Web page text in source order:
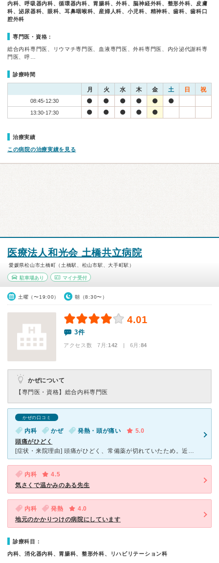
内科、呼吸器内科、循環器内科、胃腸科、外科、脳神経外科、整形外科、皮膚
科、泌尿器科、眼科、耳鼻咽喉科、産婦人科、小児科、精神科、歯科、歯科口
腔外科
専門医・資格：
総合内科専門医、リウマチ専門医、血液専門医、外科専門医、内分泌代謝科専
門医、呼…
診療時間
月 火 水 木 金 土 日 祝
08:45-12:30
13:30-17:30
治療実績
この病院の治療実績を見る
医療法人和光会 土橋共立病院
愛媛県松山市土橋町（土橋駅、松山市駅、大手町駅）
駐車場あり マイナ受付
土曜（〜19:00） 朝（8:30〜）
4.01
3件
アクセス数 7月:142 | 6月:84
かぜについて
【専門医・資格】 総合内科専門医
かぜの口コミ
内科 かぜ 発熱・頭が痛い
5.0
頭痛がひどく
[症状・来院理由] 頭痛がひどく、常備薬が切れていたため。近所にある病院ですがこれまで前を通ることくらいしかありませんでしたが、今後も通えるようになると便利と思い、お試しのような気持ちで行ってみまし
内科
4.5
気さくで温かみのある先生
内科 発熱
4.0
地元のかかりつけの病院にしています
診療科目：
内科、消化器内科、胃腸科、整形外科、リハビリテーション科